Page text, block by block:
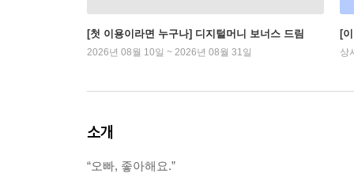
[첫 이용이라면 누구나] 디지털머니 보너스 드림
2026년 08월 10일 ~ 2026년 08월 31일
[
상
소개
“오빠, 좋아해요.”